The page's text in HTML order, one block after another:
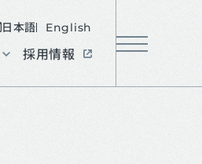
日本語 English
採用情報